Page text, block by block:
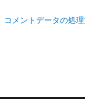
コメントデータの処